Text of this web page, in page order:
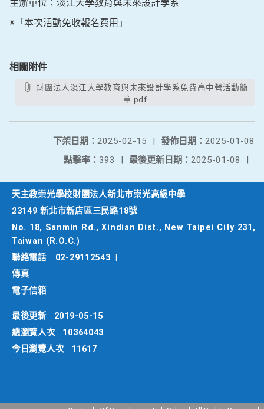
主辦單位：淡江大學教育與未來設計學系
※「本次活動免收報名費用」
相關附件
章.pdf
發佈日期： 2025-01-08
下架日期： 2025-02-15
|
最後更新日期： 2025-01-08 |
點擊率： 393 |
天主教崇光學校財團法人新北市崇光高級中學
23149 新北市新店區三民路18號
No. 18, Sanmin Rd., Xindian Dist., New Taipei City 231,
Taiwan (R.O.C.)
聯絡電話
02-29112543
傳真
電子信箱
最後更新
2019-05-15
總瀏覽人次
10364043
今日瀏覽人次
11617